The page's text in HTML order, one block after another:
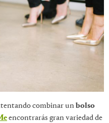
combinar unbolso
encontrarás gran variedad de